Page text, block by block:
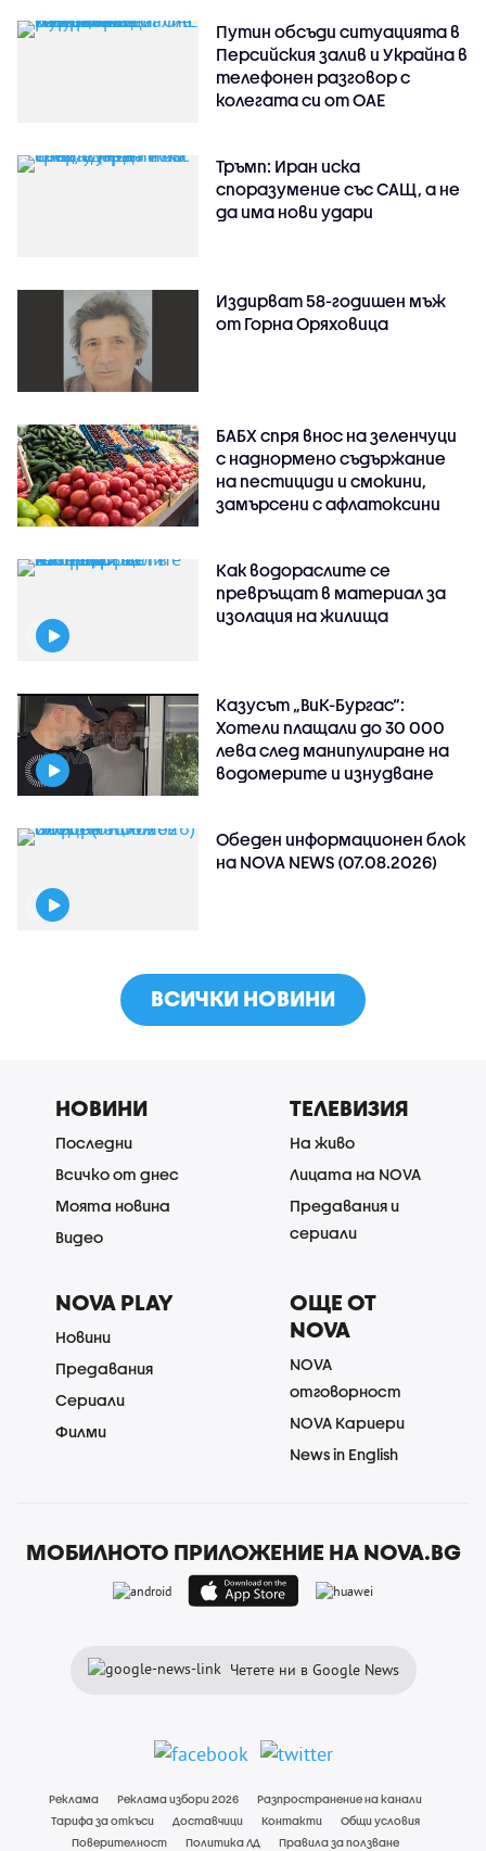
Путин обсъди ситуацията в
Персийския залив и Украйна в
телефонен разговор с
колегата си от ОАЕ
Тръмп: Иран иска
споразумение със САЩ, а не
да има нови удари
Издирват 58-годишен мъж
от Горна Оряховица
БАБХ спря внос на зеленчуци
с наднормено съдържание
на пестициди и смокини,
замърсени с афлатоксини
Как водораслите се
превръщат в материал за
изолация на жилища
Казусът „ВиК-Бургас“:
Хотели плащали до 30 000
лева след манипулиране на
водомерите и изнудване
Обеден информационен блок
на NOVA NEWS (07.08.2026)
ВСИЧКИ НОВИНИ
НОВИНИ
Последни
Всичко от днес
Моята новина
Видео
ТЕЛЕВИЗИЯ
На живо
Лицата на NOVA
Предавания и
сериали
NOVA PLAY
Новини
Предавания
Сериали
Филми
ОЩЕ ОТ
NOVA
NOVA
отговорност
NOVA Кариери
News in English
МОБИЛНОТО ПРИЛОЖЕНИЕ НА NOVA.BG
Четете ни в Google News
Реклама Реклама избори 2026
Разпространение на канали
Тарифа за откъси
Доставчици Контакти
Общи условия
Поверителност
Политика ЛД Правила за ползване